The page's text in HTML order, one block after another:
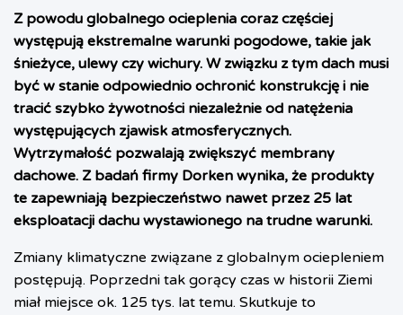
Z powodu globalnego ocieplenia coraz częściej
występują ekstremalne warunki pogodowe, takie jak
śnieżyce, ulewy czy wichury. W związku z tym dach musi
być w stanie odpowiednio ochronić konstrukcję i nie
tracić szybko żywotności niezależnie od natężenia
występujących zjawisk atmosferycznych.
Wytrzymałość pozwalają zwiększyć membrany
dachowe. Z badań firmy Dorken wynika, że produkty
te zapewniają bezpieczeństwo nawet przez 25 lat
eksploatacji dachu wystawionego na trudne warunki.
Zmiany klimatyczne związane z globalnym ociepleniem
postępują. Poprzedni tak gorący czas w historii Ziemi
miał miejsce ok. 125 tys. lat temu. Skutkuje to